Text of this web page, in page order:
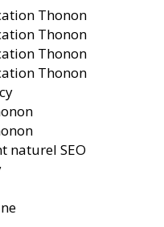
Thonon
Thonon
Thonon
Thonon
naturel SEO